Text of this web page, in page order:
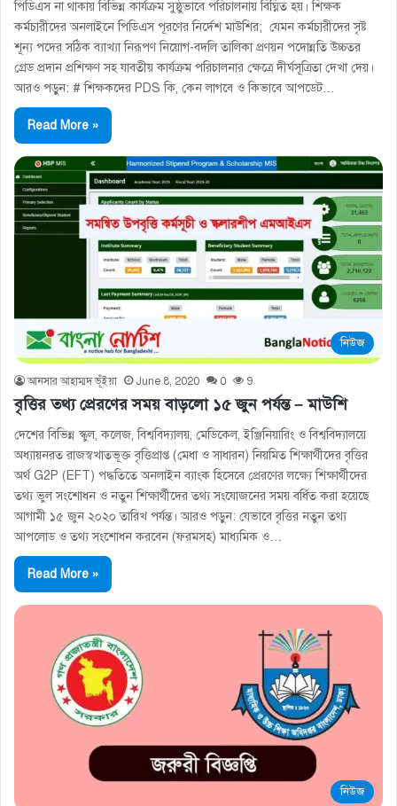
পিডিএস না থাকায় বিভিন্ন কার্যক্রম সুষ্ঠুভাবে পরিচালনায় বিঘ্নিত হয়। শিক্ষক
কর্মচারীদের অনলাইনে পিডিএস পূরণের নির্দেশ মাউশির; যেমন কর্মচারীদের সৃষ্ট
শূন্য পদের সঠিক ব্যাখ্যা নিরূপণ নিয়োগ-বদলি তালিকা প্রণয়ন পদোন্নতি উচ্চতর
গ্রেড প্রদান প্রশিক্ষণ সহ যাবতীয় কার্যক্রম পরিচালনার ক্ষেত্রে দীর্ঘসূত্রিতা দেখা দেয়।‌
আরও পড়ুন: # শিক্ষকদের PDS কি, কেন লাগবে ও কিভাবে আপডেট…
Read More »
নিউজ
আনসার আহাম্মদ ভূঁইয়া June 8, 2020 0 9
বৃত্তির তথ্য প্রেরণের সময় বাড়লো ১৫ জুন পর্যন্ত – মাউশি
দেশের বিভিন্ন স্কুল, কলেজ, বিশ্ববিদ্যালয়, মেডিকেল, ইঞ্জিনিয়ারিং ও বিশ্ববিদ্যালয়ে
অধ্যায়নরত রাজস্বখাতভূক্ত বৃত্তিপ্রাপ্ত (মেধা ও সাধারন) নিয়মিত শিক্ষার্থীদের বৃত্তির
অর্থ G2P (EFT) পদ্ধতিতে অনলাইন ব্যাংক হিসেবে প্রেরণের লক্ষ্যে শিক্ষার্থীদের
তথ্য ভুল সংশোধন ও নতুন শিক্ষার্থীদের তথ্য সংযোজনের সময় বর্ধিত করা হয়েছে
আগামী ১৫ জুন ২০২০ তারিখ পর্যন্ত। আরও পড়ুন: যেভাবে বৃত্তির নতুন তথ্য
আপলোড ও তথ্য সংশোধন করবেন (ফরমসহ) মাধ্যমিক ও…
Read More »
নিউজ